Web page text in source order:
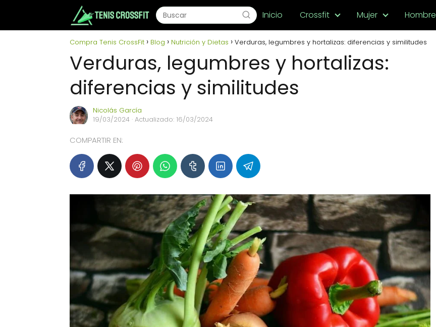
Inicio Crossfit Mujer Hombre
Compra Tenis CrossFit Blog Nutrición y Dietas Verduras, legumbres y hortalizas: diferencias y similitudes
Verduras, legumbres y hortalizas:
diferencias y similitudes
Nicolás García
19/03/2024 · Actualizado: 16/03/2024
COMPARTIR EN: